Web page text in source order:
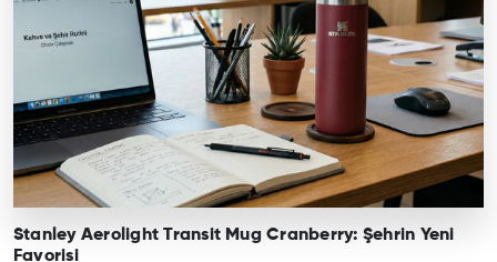
Stanley Aerolight Transit Mug Cranberry: Şehrin Yeni
Favorisi